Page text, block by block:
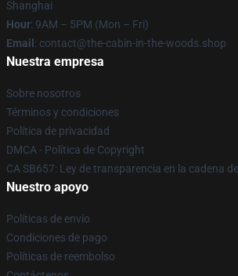
Shanghai
Hour: 9AM – 5PM (Mon – Fri)
Email : contact@the-cabin-in-the-woods.shop
Nuestra empresa
Sobre nosotros
Términos y condiciones
Política de privacidad
DMCA - Política de Copyright
CA SB657: Ley de transparencia en la cadena
Nuestro apoyo
Políticas de envío
Condiciones de pago
Políticas de reembolso